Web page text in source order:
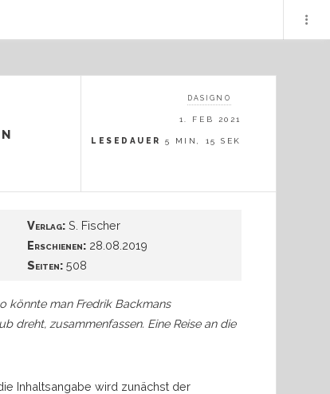
DASIGNO
1. FEB 2021
LESEDAUER 5 MIN, 15 SEK
Verlag: S. Fischer
Erschienen: 28.08.2019
Seiten: 508
könnte man Fredrik Backmans
dreht, zusammenfassen. Eine Reise an die
Inhaltsangabe wird zunächst der